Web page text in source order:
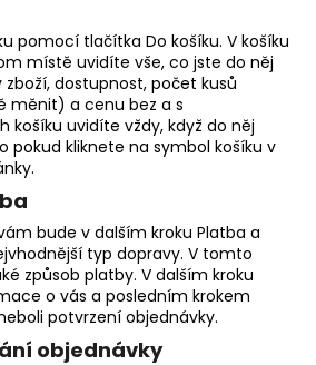
pomocí tlačítka Do košíku. V košíku
místě uvidíte vše, co jste do něj
zboží, dostupnost, počet kusů
měnit) a cenu bez a s
košíku uvidíte vždy, když do něj
pokud kliknete na symbol košíku v
bude v dalším kroku Platba a
typ dopravy. V tomto
způsob platby. V dalším kroku
o vás a posledním krokem
potvrzení objednávky.
objednávky